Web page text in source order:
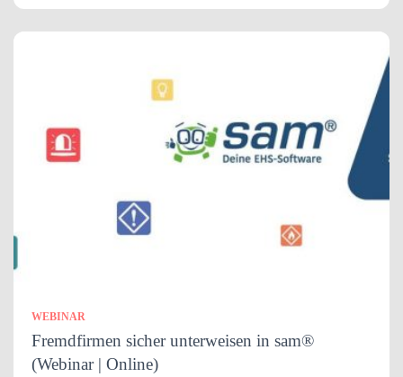
WEBINAR
Fremdfirmen sicher unterweisen in sam®
(Webinar | Online)